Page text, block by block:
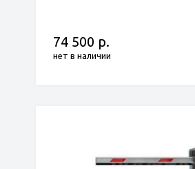
74 500 р.
нет в наличии